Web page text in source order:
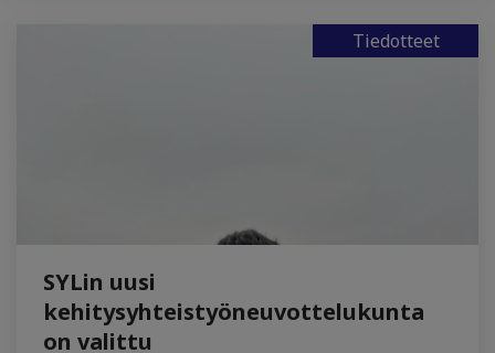
Tiedotteet
SYLin uusi
kehitysyhteistyöneuvottelukunta
on valittu